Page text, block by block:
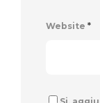
Website *